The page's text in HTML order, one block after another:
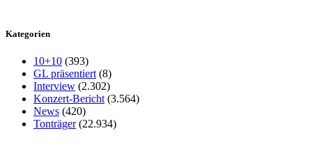
Kategorien
10+10 (393)
GL präsentiert (8)
Interview (2.302)
Konzert-Bericht (3.564)
News (420)
Tonträger(22.934)